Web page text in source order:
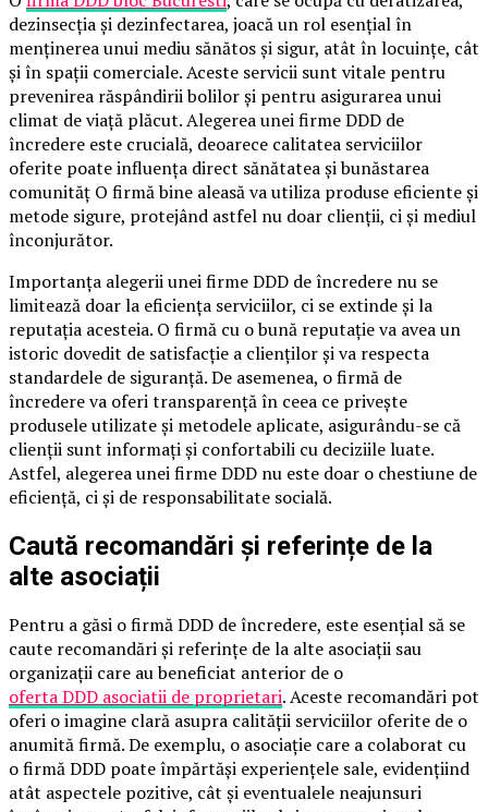
dezinsecția și dezinfectarea, joacă un rol esențial în
menținerea unui mediu sănătos și sigur, atât în locuințe, cât
și în spații comerciale. Aceste servicii sunt vitale pentru
prevenirea răspândirii bolilor și pentru asigurarea unui
climat de viață plăcut. Alegerea unei firme DDD de
încredere este crucială, deoarece calitatea serviciilor
oferite poate influența direct sănătatea și bunăstarea
comunităț O firmă bine aleasă va utiliza produse eficiente și
metode sigure, protejând astfel nu doar clienții, ci și mediul
înconjurător.
Importanța alegerii unei firme DDD de încredere nu se
limitează doar la eficiența serviciilor, ci se extinde și la
reputația acesteia. O firmă cu o bună reputație va avea un
istoric dovedit de satisfacție a clienților și va respecta
standardele de siguranță. De asemenea, o firmă de
încredere va oferi transparență în ceea ce privește
produsele utilizate și metodele aplicate, asigurându-se că
clienții sunt informați și confortabili cu deciziile luate.
Astfel, alegerea unei firme DDD nu este doar o chestiune de
eficiență, ci și de responsabilitate socială.
Caută recomandări și referințe de la
alte asociații
Pentru a găsi o firmă DDD de încredere, este esențial să se
caute recomandări și referințe de la alte asociații sau
organizații care au beneficiat anterior de o
oferta DDD asociatii de proprietari. Aceste recomandări pot
oferi o imagine clară asupra calității serviciilor oferite de o
anumită firmă. De exemplu, o asociație care a colaborat cu
o firmă DDD poate împărtăși experiențele sale, evidențiind
atât aspectele pozitive, cât și eventualele neajunsuri